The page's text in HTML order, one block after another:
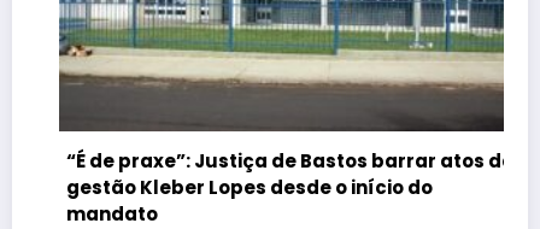
“É de praxe”: Justiça de Bastos barrar atos da
gestão Kleber Lopes desde o início do
mandato